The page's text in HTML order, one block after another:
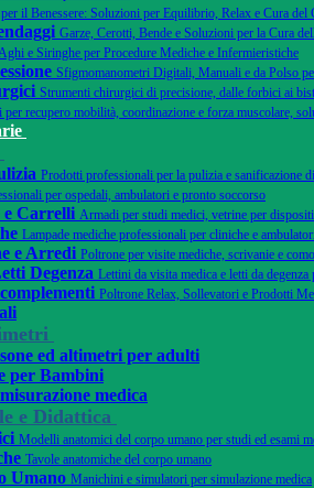
il Benessere: Soluzioni per Equilibrio, Relax e Cura del
Garze, Cerotti, Bende e Soluzioni per la Cura
e Siringhe per Procedure Mediche e Infermieristiche
Sfigmomanometri Digitali, Manuali e da Polso
Strumenti chirurgici di precisione, dalle forbici ai
recupero mobilità, coordinazione e forza muscolare,
Prodotti professionali per la pulizia e sanificazione
per ospedali, ambulatori e pronto soccorso
e Carrelli Armadi per studi medici, vetrine per
Lampade mediche professionali per cliniche e
e Arredi Poltrone per visite mediche, scrivanie e
Degenza Lettini da visita medica e letti da
Poltrone Relax, Sollevatori e Prodotti
ed altimetri per adulti
per Bambini
medica
e Didattica
Modelli anatomici del corpo umano per studi ed esami
Tavole anatomiche del corpo umano
Umano Manichini e simulatori per simulazione medica